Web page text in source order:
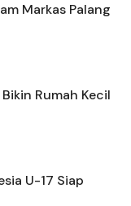
Markas Palang
Rumah Kecil
U-17 Siap